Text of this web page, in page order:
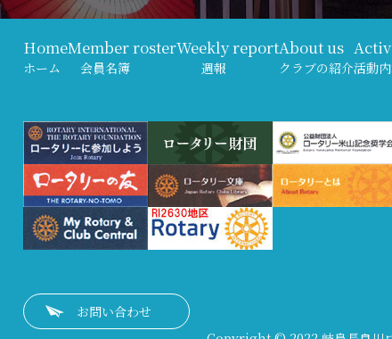
Home
ホーム
Member roster
会員名簿
Weekly report
週報
About us
クラブの紹介活動
お問い合わせ